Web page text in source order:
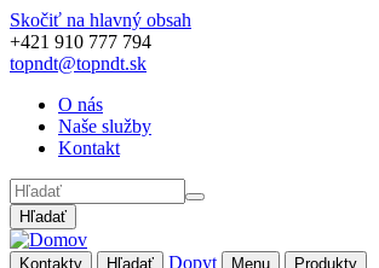
Skočiť na hlavný obsah
+421 910 777 794
topndt@topndt.sk
O nás
Naše služby
Kontakt
Hľadať
Kontakty Hľadať Dopyt Menu Produkty